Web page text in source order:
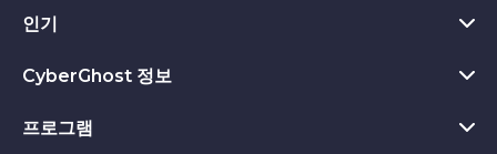
크롬 VPN 확장프로그램
파이어폭스용 VPN
What Is a VPN
Privacy Hub
인기
모든 리뷰 보기
VPN 무료 체험
CyberGhost 정보
CyberGhost 정보
프로그램